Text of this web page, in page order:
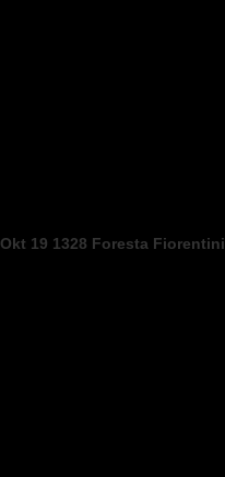
Okt 19 1328 Foresta Fiorentini